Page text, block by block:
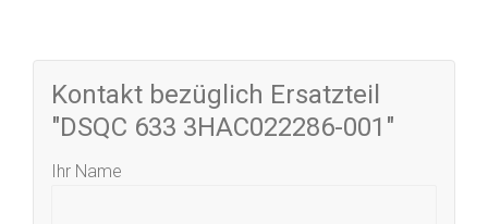
Kontakt bezüglich Ersatzteil
"DSQC 633 3HAC022286-001"
Ihr Name